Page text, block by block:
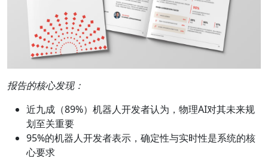
报告的核心发现：
近九成（89%）机器人开发者认为，物理AI对其未来规
划至关重要
95%的机器人开发者表示，确定性与实时性是系统的核
心要求